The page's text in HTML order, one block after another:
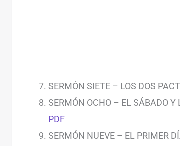
SERMÓN SIETE – LOS DOS
SERMÓN OCHO – EL SÁBADO Y
PDF
SERMÓN NUEVE – EL PRIMER